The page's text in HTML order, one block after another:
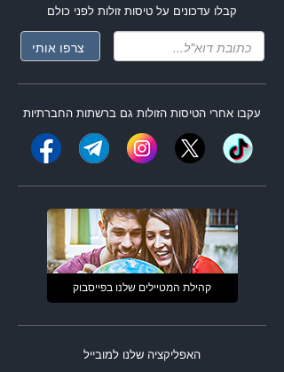
קבלו עדכונים על טיסות זולות לפני כולם
עקבו אחרי הטיסות הזולות גם ברשתות החברתיות
קהילת המטיילים שלנו בפייסבוק
האפליקציה שלנו למובייל